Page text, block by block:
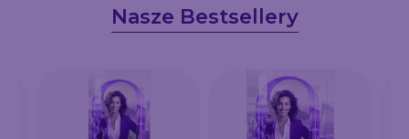
Nasze Bestsellery